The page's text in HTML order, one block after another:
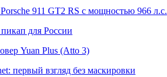
911 GT2 RS с мощностью 966 л.с.
для России
Yuan Plus (Atto 3)
первый взгляд без маскировки